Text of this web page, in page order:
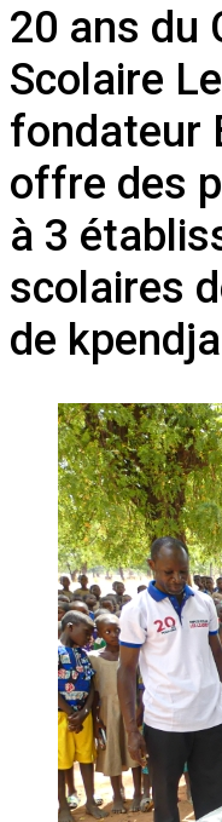
20 ans du
Scolaire
fondateur
offre des
à 3
scolaires
de